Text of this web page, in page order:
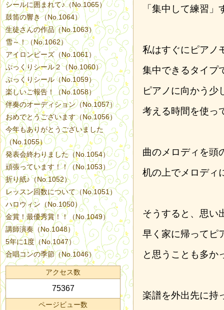
「集中して練習
私はすぐにピアノ
集中できるタイプ
ピアノに向かう少
考える時間を使っ
曲のメロディを頭
机の上でメロディ
そうすると、思い
早く家に帰ってピ
と思うことも多か
楽譜を外出先に持
シールに囲まれて♪（No.1065）
鼓笛の響き（No.1064）
生徒さんの作品（No.1063）
雪～！（No.1062）
アイロンビーズ（No.1061）
ぷっくりシール２（No.1060）
ぷっくりシール（No.1059）
楽しいご報告！（No.1058）
伴奏のオーディション（No.1057）
おめでとうございます（No.1056）
今年もありがとうございました
（No.1055）
発表会終わりました（No.1054）
頑張っています！！（No.1053）
折り紙♪（No.1052）
レッスン回数について（No.1051）
ハロウィン（No.1050）
金賞！最優秀賞！！（No.1049）
講師演奏（No.1048）
5年に1度（No.1047）
合唱コンの季節（No.1046）
アクセス数
75367
ページビュー数